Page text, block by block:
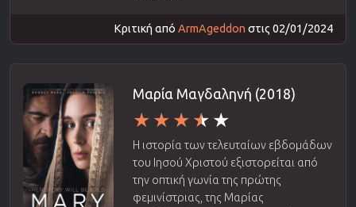
Κριτική από ArmAgeddon στις 02/01/2024
Μαρία Μαγδαληνή (2018)
Η ιστορία των τελευταίων εβδομάδων
του Ιησού Χριστού εξιστορείται από
την οπτική γωνία της πρώτης
φεμινίστριας, της Μαρίας